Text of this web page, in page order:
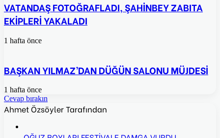
VATANDAŞ FOTOĞRAFLADI, ŞAHİNBEY ZABITA
EKİPLERİ YAKALADI
1 hafta önce
BAŞKAN YILMAZ’DAN DÜĞÜN SALONU MÜJDESİ
1 hafta önce
Cevap bırakın
Ahmet Özsöyler Tarafından